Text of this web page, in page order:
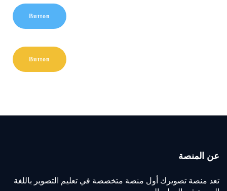
Button
Button
عن المنصة
تعد منصة تصويرك أول منصة متخصصة في تعليم التصوير باللغة